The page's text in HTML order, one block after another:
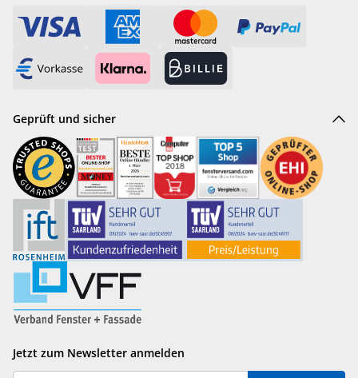
Geprüft und sicher
Jetzt zum Newsletter anmelden